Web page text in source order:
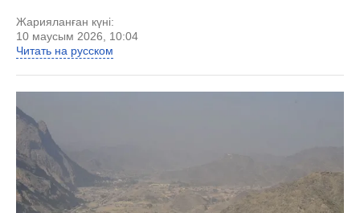
Жарияланған күні:
10 маусым 2026, 10:04
Читать на русском